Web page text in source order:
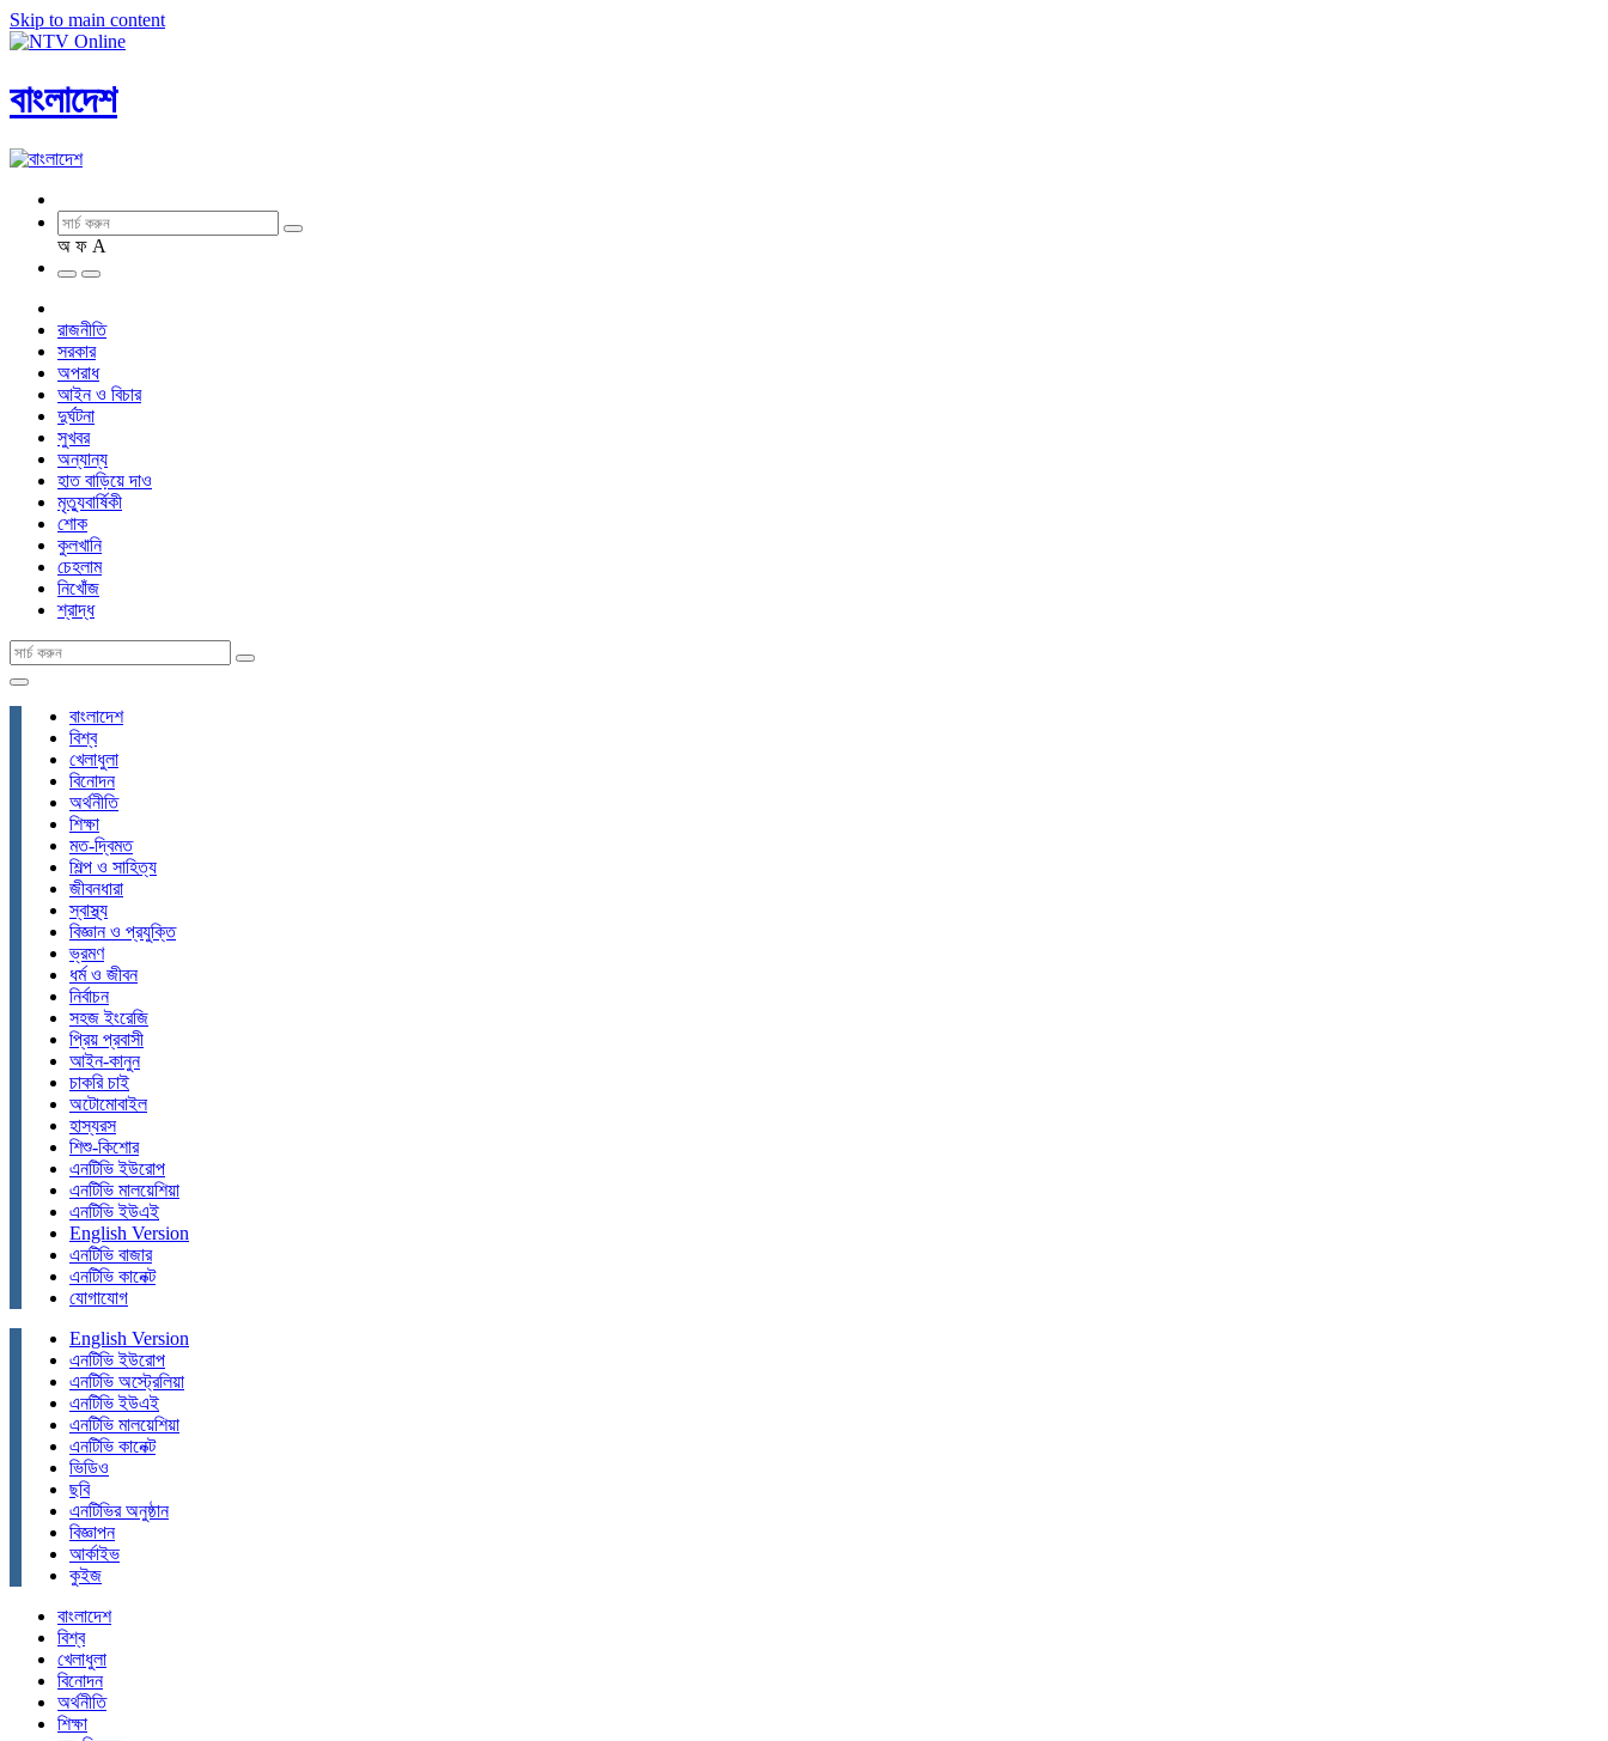
Skip to main content
বাংলাদেশ
অ ফ A
রাজনীতি
সরকার
অপরাধ
আইন ও বিচার
দুর্ঘটনা
সুখবর
অন্যান্য
হাত বাড়িয়ে দাও
মৃত্যুবার্ষিকী
শোক
কুলখানি
চেহলাম
নিখোঁজ
শ্রাদ্ধ
বাংলাদেশ
বিশ্ব
খেলাধুলা
বিনোদন
অর্থনীতি
শিক্ষা
মত-দ্বিমত
শিল্প ও সাহিত্য
জীবনধারা
স্বাস্থ্য
বিজ্ঞান ও প্রযুক্তি
ভ্রমণ
ধর্ম ও জীবন
নির্বাচন
সহজ ইংরেজি
প্রিয় প্রবাসী
আইন-কানুন
চাকরি চাই
অটোমোবাইল
হাস্যরস
শিশু-কিশোর
এনটিভি ইউরোপ
এনটিভি মালয়েশিয়া
এনটিভি ইউএই
English Version
এনটিভি বাজার
এনটিভি কানেক্ট
যোগাযোগ
English Version
এনটিভি ইউরোপ
এনটিভি অস্ট্রেলিয়া
এনটিভি ইউএই
এনটিভি মালয়েশিয়া
এনটিভি কানেক্ট
ভিডিও
ছবি
এনটিভির অনুষ্ঠান
বিজ্ঞাপন
আর্কাইভ
কুইজ
বাংলাদেশ
বিশ্ব
খেলাধুলা
বিনোদন
অর্থনীতি
শিক্ষা